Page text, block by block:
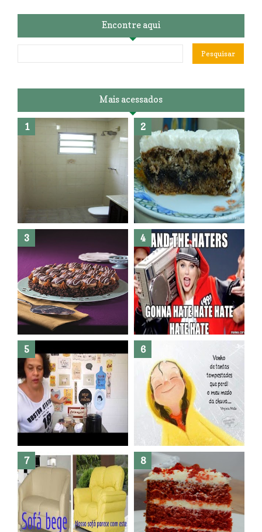
Encontre aqui
Mais acessados
Banheiro novo por menos de
R$300,00 ?? E sem quebra
quebra ??( Editado)
Posso congelar bolo ??
Dez bolos pra fazer antes de
morrer !
Haters, como surgiram?